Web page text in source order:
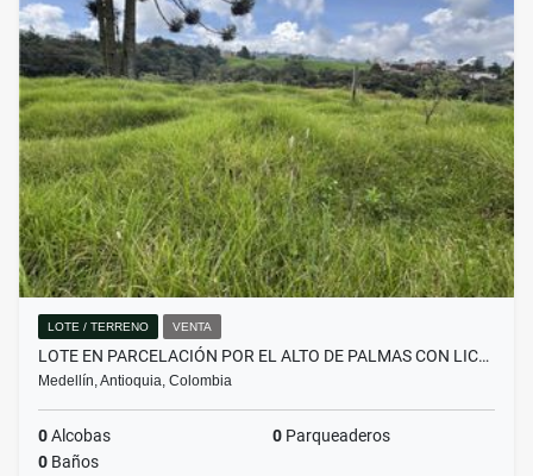
LOTE / TERRENO VENTA
LOTE EN PARCELACIÓN POR EL ALTO DE PALMAS CON LIC…
Medellín, Antioquia, Colombia
0Alcobas 0 Parqueaderos
0 Baños